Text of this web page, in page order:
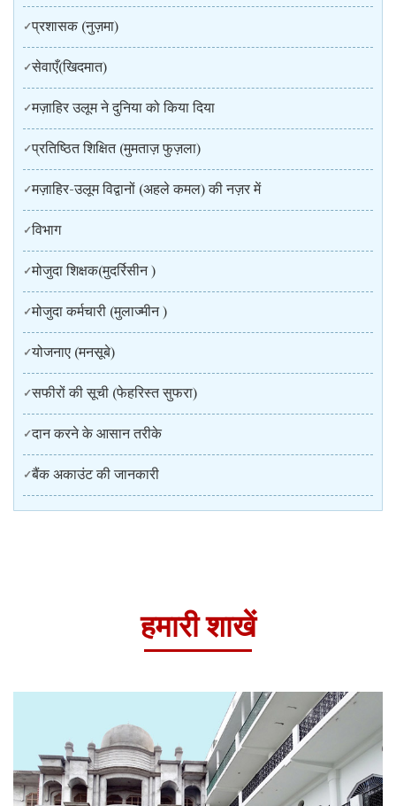
प्रशासक (नुज़मा)
सेवाएँ(खिदमात)
मज़ाहिर उलूम ने दुनिया को किया दिया
प्रतिष्ठित शिक्षित (मुमताज़ फुज़ला)
मज़ाहिर-उलूम विद्वानों (अहले कमल) की नज़र में
विभाग
मोजुदा शिक्षक(मुदर्रिसीन )
मोजुदा कर्मचारी (मुलाज्मीन )
योजनाए (मनसूबे)
सफीरों की सूची (फेहरिस्त सुफरा)
दान करने के आसान तरीके
बैंक अकाउंट की जानकारी
हमारी शाखें